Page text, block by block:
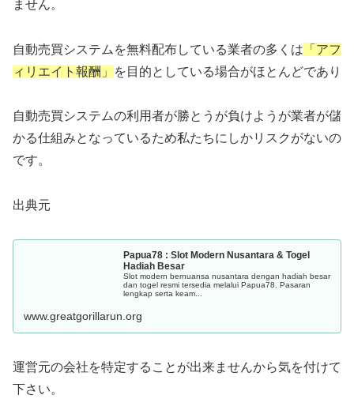
ません。
自動売買システムを無料配布している業者の多くは 「アフ
ィリエイト報酬」
を目的としている場合がほとんどであり
自動売買システムの利用者が勝とうが負けようが業者が儲
かる仕組みとなっているため私たちにしかリスクがないの
です。
出典元
Papua78 : Slot Modern Nusantara & Togel
Hadiah Besar
Slot modern bernuansa nusantara dengan hadiah besar
dan togel resmi tersedia melalui Papua78. Pasaran
lengkap serta keam...
www.greatgorillarun.org
運営元の会社を特定することが出来ませんから気を付けて
下さい。